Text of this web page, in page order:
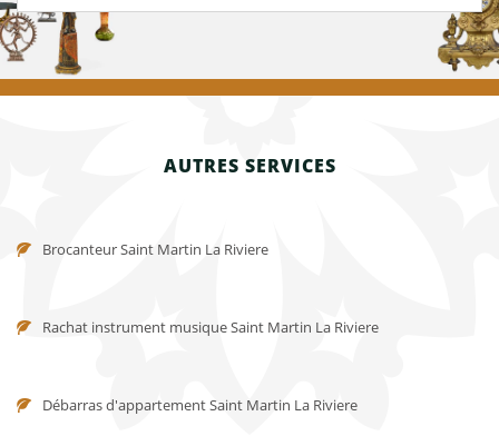
AUTRES SERVICES
Brocanteur Saint Martin La Riviere
Rachat instrument musique Saint Martin La Riviere
Débarras d'appartement Saint Martin La Riviere